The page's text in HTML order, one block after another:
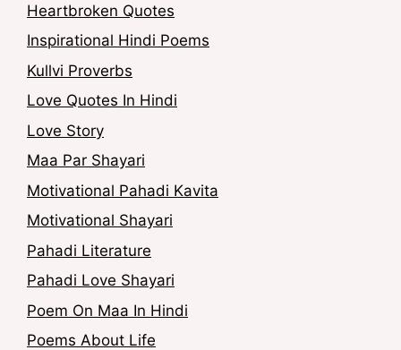
Heartbroken Quotes
Inspirational Hindi Poems
Kullvi Proverbs
Love Quotes In Hindi
Love Story
Maa Par Shayari
Motivational Pahadi Kavita
Motivational Shayari
Pahadi Literature
Pahadi Love Shayari
Poem On Maa In Hindi
Poems About Life